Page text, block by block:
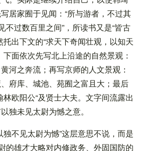
居家囿于见闻：“所与游者，不过其
不过数百里之间”，所读书又是“皆古
托出下文的“求天下奇闻壮观，以知天
面依次先写北上沿途的自然景观：
河之奔流；再写京师的人文景观：
府库、城池、苑囿之富且大；最后
欧阳公“及贤士大夫。文字间流露出
独未见太尉为憾之意。
独不见太尉为憾”这层意思不说，而是
的雄才大略对内修政务、外固国防的